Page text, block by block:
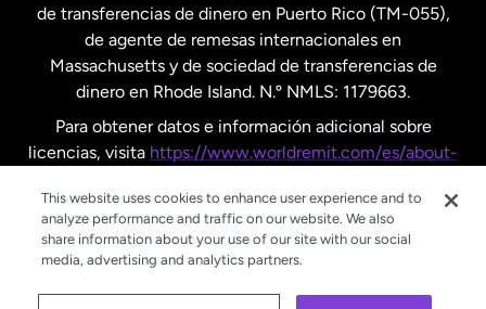
de transferencias de dinero en Puerto Rico (TM-055),
de agente de remesas internacionales en
Massachusetts y de sociedad de transferencias de
dinero en Rhode Island. N.º NMLS: 1179663.
Para obtener datos e información adicional sobre
licencias, visita https://www.worldremit.com/es/about-
This website uses cookies to enhance user experience and to
analyze performance and traffic on our website. We also
share information about your use of our site with our social
media, advertising and analytics partners.